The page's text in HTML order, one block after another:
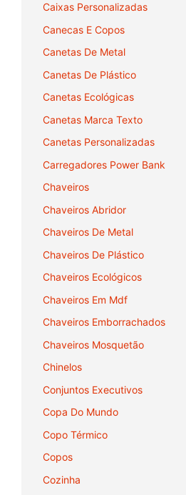
Caixas Personalizadas
Canecas E Copos
Canetas De Metal
Canetas De Plástico
Canetas Ecológicas
Canetas Marca Texto
Canetas Personalizadas
Carregadores Power Bank
Chaveiros
Chaveiros Abridor
Chaveiros De Metal
Chaveiros De Plástico
Chaveiros Ecológicos
Chaveiros Em Mdf
Chaveiros Emborrachados
Chaveiros Mosquetão
Chinelos
Conjuntos Executivos
Copa Do Mundo
Copo Térmico
Copos
Cozinha